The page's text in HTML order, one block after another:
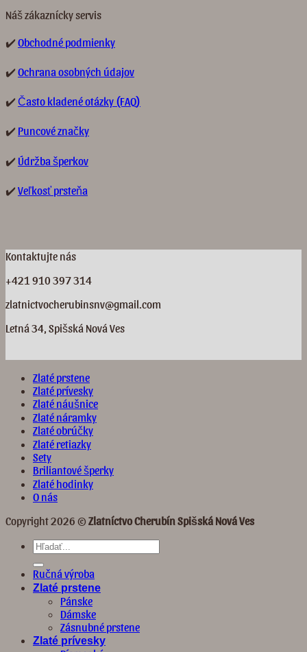
Náš zákaznícky servis
✔️ Obchodné podmienky
✔️ Ochrana osobných údajov
✔️ Často kladené otázky (FAQ)
✔️ Puncové značky
✔️ Údržba šperkov
✔️ Veľkosť prsteňa
Kontaktujte nás
+421 910 397 314
zlatnictvocherubinsnv@gmail.com
Letná 34, Spišská Nová Ves
Zlaté prstene
Zlaté prívesky
Zlaté náušnice
Zlaté náramky
Zlaté obrúčky
Zlaté retiazky
Sety
Briliantové šperky
Zlaté hodinky
O nás
Copyright 2026 © Zlatníctvo Cherubín Spišská Nová Ves
Hľadať:
Ručná výroba
Zlaté prstene
Pánske
Dámske
Zásnubné prstene
Zlaté prívesky